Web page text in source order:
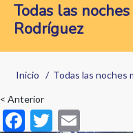
Todas las
Rodríguez
Sobrescribir
enlaces
de
Inicio Todas las noches
< Anterior
F
T